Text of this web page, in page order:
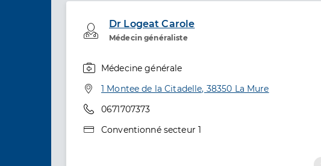
Dr Logeat Carole
Médecin généraliste
Professionel de santé
Médecine générale
Adresse
1 Montee de la Citadelle, 38350 La Mure
Téléphone
0671707373
Type de convention
Conventionné secteur 1